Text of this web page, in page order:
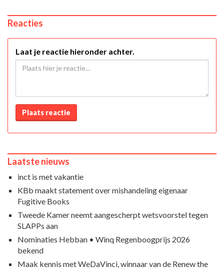
Reacties
Laat je reactie hieronder achter.
Plaats reactie
Laatste nieuws
inct is met vakantie
KBb maakt statement over mishandeling eigenaar
Fugitive Books
Tweede Kamer neemt aangescherpt wetsvoorstel tegen
SLAPPs aan
Nominaties Hebban • Winq Regenboogprijs 2026
bekend
Maak kennis met WeDaVinci, winnaar van de Renew the